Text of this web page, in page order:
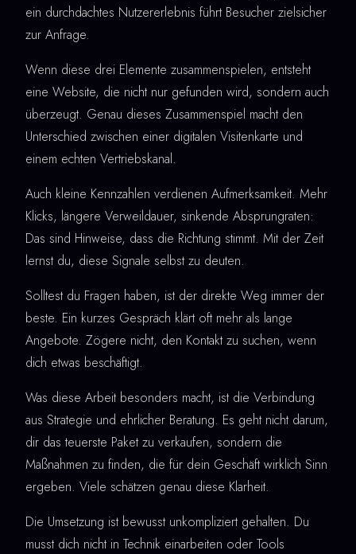
ein durchdachtes Nutzererlebnis führt Besucher zielsicher
zur Anfrage.
Wenn diese drei Elemente zusammenspielen, entsteht
eine Website, die nicht nur gefunden wird, sondern auch
überzeugt. Genau dieses Zusammenspiel macht den
Unterschied zwischen einer digitalen Visitenkarte und
einem echten Vertriebskanal.
Auch kleine Kennzahlen verdienen Aufmerksamkeit. Mehr
Klicks, längere Verweildauer, sinkende Absprungraten:
Das sind Hinweise, dass die Richtung stimmt. Mit der Zeit
lernst du, diese Signale selbst zu deuten.
Solltest du Fragen haben, ist der direkte Weg immer der
beste. Ein kurzes Gespräch klärt oft mehr als lange
Angebote. Zögere nicht, den Kontakt zu suchen, wenn
dich etwas beschäftigt.
Was diese Arbeit besonders macht, ist die Verbindung
aus Strategie und ehrlicher Beratung. Es geht nicht darum,
dir das teuerste Paket zu verkaufen, sondern die
Maßnahmen zu finden, die für dein Geschäft wirklich Sinn
ergeben. Viele schätzen genau diese Klarheit.
Die Umsetzung ist bewusst unkompliziert gehalten. Du
musst dich nicht in Technik einarbeiten oder Tools